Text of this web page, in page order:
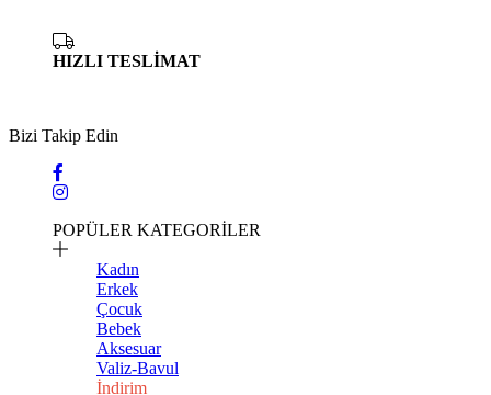
HIZLI TESLİMAT
Bizi Takip Edin
POPÜLER KATEGORİLER
Kadın
Erkek
Çocuk
Bebek
Aksesuar
Valiz-Bavul
İndirim